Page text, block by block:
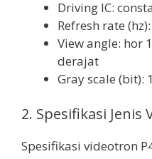
Driving IC:
Refresh rate
View angle: hor
derajat
Gray scale (bit):
2. Spesifikasi Jenis
Spesifikasi videotron